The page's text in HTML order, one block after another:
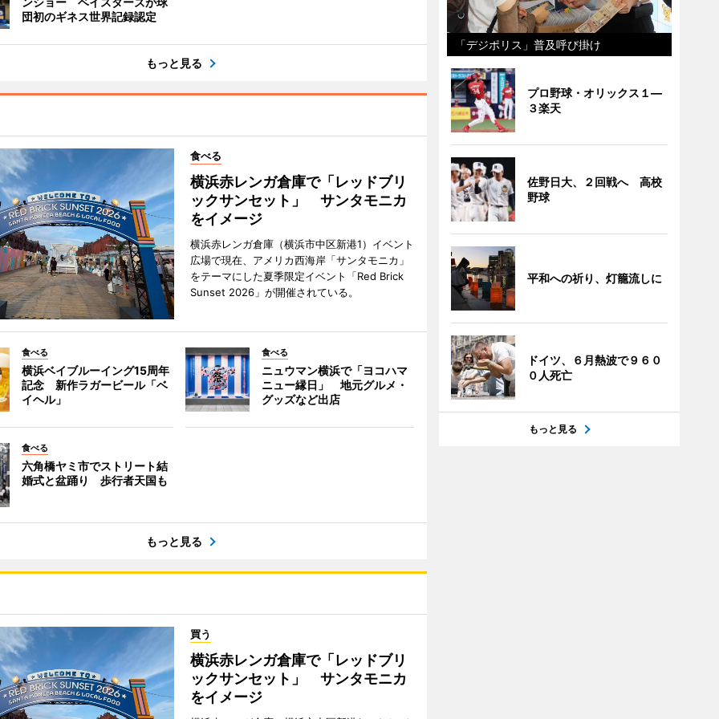
団初のギネス世界記録認定
もっと見る
食べる
横浜赤レンガ倉庫で「レッドブリ
ックサンセット」 サンタモニカ
をイメージ
横浜赤レンガ倉庫（横浜市中区新港1）イベント
広場で現在、アメリカ西海岸「サンタモニカ」
をテーマにした夏季限定イベント「Red Brick
Sunset 2026」が開催されている。
食べる
横浜ベイブルーイング15周年
記念 新作ラガービール「ベ
イヘル」
食べる
ニュウマン横浜で「ヨコハマ
ニュー縁日」 地元グルメ・
グッズなど出店
食べる
六角橋ヤミ市でストリート結
婚式と盆踊り 歩行者天国も
もっと見る
買う
横浜赤レンガ倉庫で「レッドブリ
ックサンセット」 サンタモニカ
をイメージ
「デジポリス」普及呼び掛け
プロ野球・オリックス１―
３楽天
佐野日大、２回戦へ 高校
野球
平和への祈り、灯籠流しに
ドイツ、６月熱波で９６０
０人死亡
もっと見る